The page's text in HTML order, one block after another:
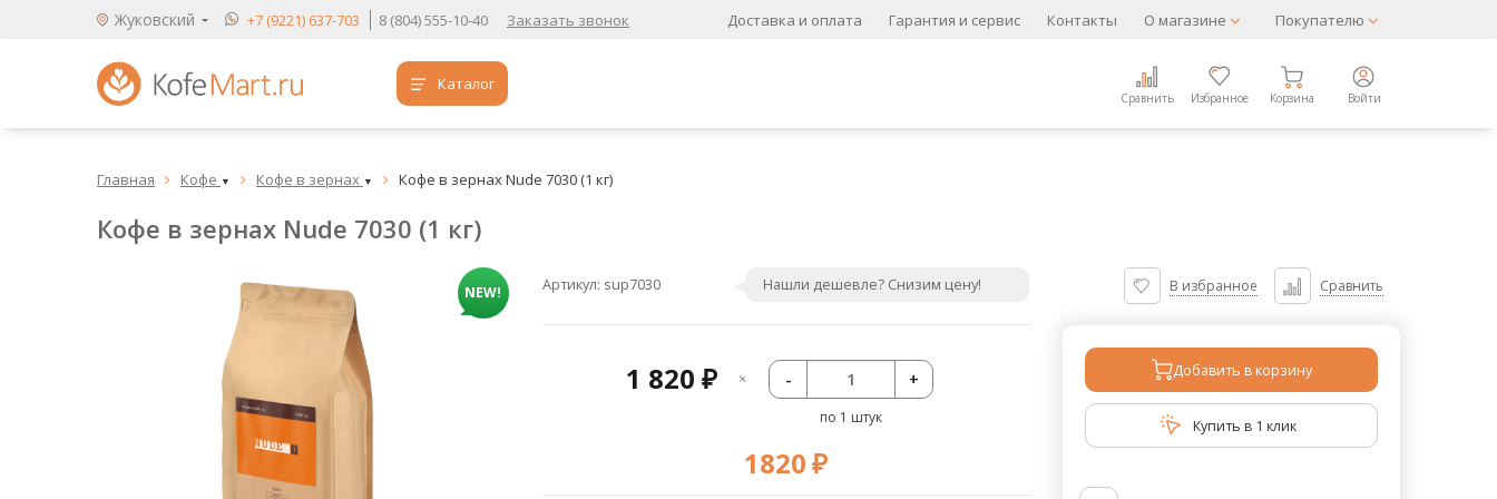
Жуковский +7 (9221) 637-703 8 (804) 555-10-40 Заказать звонок Доставка и оплата Гарантия и сервис Контакты О магазине Покупателю
Каталог
Сравнить Избранное Корзина Войти
Обучение бариста
Кофе
Продукты для HoReCa
Расходники для кофеен
Упаковка для готовых блюд
Продукция с логотипом
А
Главная  Кофе ▼  Кофе в зернах ▼  Кофе в зернах Nude 7030 (1 кг)
Кофе в зернах Nude 7030 (1 кг)
NEW! Артикул: sup7030 Нашли дешевле? Снизим цену! В избранное Сравнить
1 820₽ -
по 1 штук
+
1820₽
Добавить в корзину
Купить в 1 клик